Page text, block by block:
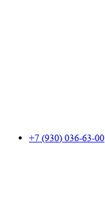
+7 (930) 036-63-00